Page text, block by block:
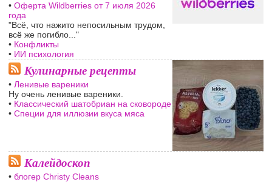
• Оферта Wildberries от 7 июля 2026
года
"Всё, что нажито непосильным трудом,
всё же погибло..."
• Конфликты
• ИИ психология
Кулинарные рецепты
• Ленивые вареники
Ну очень ленивые вареники.
• Классический шатобриан на сковороде
• Специи для иллюзии вкуса мяса
Калейдоскоп
• блогер Christy Cleans